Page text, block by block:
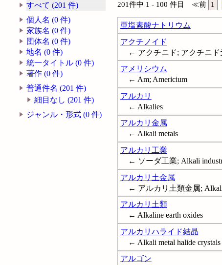
すべて (201 件)
個人名 (0 件)
家族名 (0 件)
団体名 (0 件)
地名 (0 件)
統一タイトル (0 件)
著作 (0 件)
普通件名 (201 件)
細目なし (201 件)
ジャンル・形式 (0 件)
201件中 1 - 100 件目 ≪前 1
亜塩素酸ナトリウム
アクチノイド
← アクチニド; アクチニド
アメリシウム
← Am; Americium
アルカリ
← Alkalies
アルカリ金属
← Alkali metals
アルカリ工業
← ソーダ工業; Alkali
アルカリ土金属
← アルカリ土類金属;
アルカリ土類
← Alkaline earth oxides
アルカリハライド結晶
← Alkali metal halide crystals
アルゴン